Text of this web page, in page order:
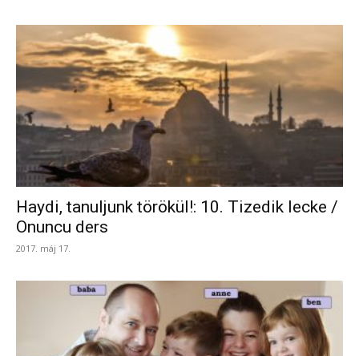
Haydi, tanuljunk törökül!: 10. Tizedik lecke /
Onuncu ders
2017. máj 17.